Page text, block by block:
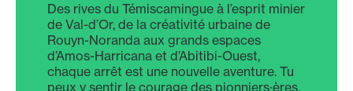
Des rives du Témiscamingue à l’esprit minier
de Val-d’Or, de la créativité urbaine de
Rouyn-Noranda aux grands espaces
d’Amos-Harricana et d’Abitibi-Ouest,
chaque arrêt est une nouvelle aventure. Tu
peux y sentir le courage des pionniers·ères,